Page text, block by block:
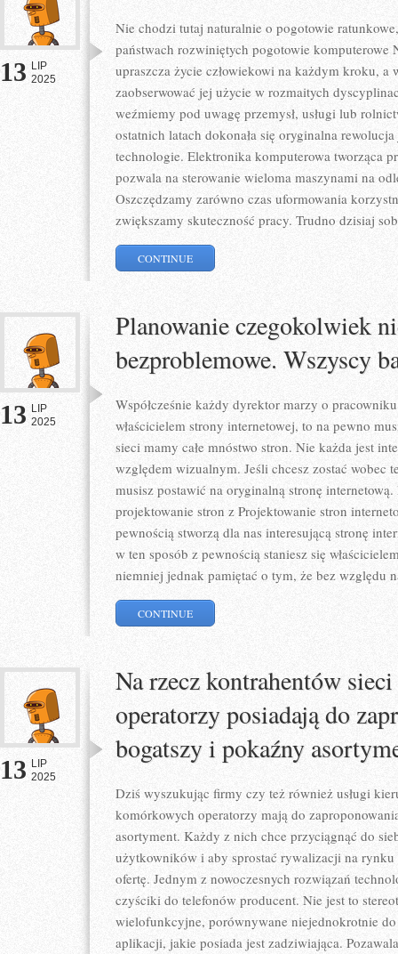
13 LIP
2025
Nie chodzi tutaj naturalnie o pogotowie
państwach rozwiniętych pogotowie komputerowe
upraszcza życie człowiekowi na każdym kroku, a
zaobserwować jej użycie w rozmaitych
weźmiemy pod uwagę przemysł, usługi lub
ostatnich latach dokonała się oryginalna
technologie. Elektronika komputerowa tworząca
pozwala na sterowanie wieloma maszynami na
Oszczędzamy zarówno czas uformowania
zwiększamy skuteczność pracy. Trudno dzisiaj
CONTINUE
13 LIP
2025
Planowanie czegokolwiek
bezproblemowe. Wszyscy
Współcześnie każdy dyrektor marzy o
właścicielem strony internetowej, to na pewno
sieci mamy całe mnóstwo stron. Nie każda jest
względem wizualnym. Jeśli chcesz zostać wobec
musisz postawić na oryginalną stronę
projektowanie stron z Projektowanie stron
pewnością stworzą dla nas interesującą stronę
w ten sposób z pewnością staniesz się
niemniej jednak pamiętać o tym, że bez względu
CONTINUE
13 LIP
2025
Na rzecz kontrahentów
operatorzy posiadają do
bogatszy i pokaźny
Dziś wyszukując firmy czy też również usługi
komórkowych operatorzy mają do
asortyment. Każdy z nich chce przyciągnąć do
użytkowników i aby sprostać rywalizacji na
ofertę. Jednym z nowoczesnych rozwiązań
czyściki do telefonów producent. Nie jest to
wielofunkcyjne, porównywane niejednokrotnie
aplikacji, jakie posiada jest zadziwiająca.